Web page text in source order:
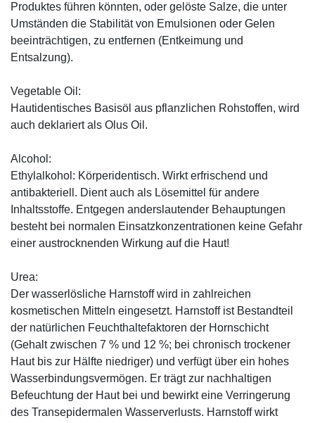
Produktes führen könnten, oder gelöste Salze, die unter
Umständen die Stabilität von Emulsionen oder Gelen
beeinträchtigen, zu entfernen (Entkeimung und
Entsalzung).
Vegetable Oil:
Hautidentisches Basisöl aus pflanzlichen Rohstoffen, wird
auch deklariert als Olus Oil.
Alcohol:
Ethylalkohol: Körperidentisch. Wirkt erfrischend und
antibakteriell. Dient auch als Lösemittel für andere
Inhaltsstoffe. Entgegen anderslautender Behauptungen
besteht bei normalen Einsatzkonzentrationen keine Gefahr
einer austrocknenden Wirkung auf die Haut!
Urea:
Der wasserlösliche Harnstoff wird in zahlreichen
kosmetischen Mitteln eingesetzt. Harnstoff ist Bestandteil
der natürlichen Feuchthaltefaktoren der Hornschicht
(Gehalt zwischen 7 % und 12 %; bei chronisch trockener
Haut bis zur Hälfte niedriger) und verfügt über ein hohes
Wasserbindungsvermögen. Er trägt zur nachhaltigen
Befeuchtung der Haut bei und bewirkt eine Verringerung
des Transepidermalen Wasserverlusts. Harnstoff wirkt